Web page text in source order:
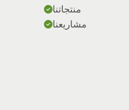
منتجاتنا
مشاريعنا